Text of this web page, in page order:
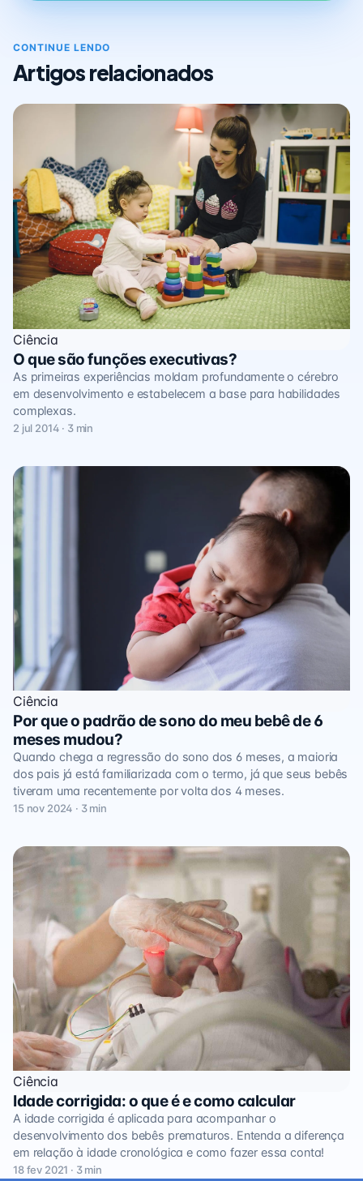
CONTINUE LENDO
Artigos relacionados
Ciência
O que são funções executivas?
As primeiras experiências moldam profundamente o cérebro
em desenvolvimento e estabelecem a base para habilidades
complexas.
2 jul 2014 · 3 min
Ciência
Por que o padrão de sono do meu bebê de 6
meses mudou?
Quando chega a regressão do sono dos 6 meses, a maioria
dos pais já está familiarizada com o termo, já que seus bebês
tiveram uma recentemente por volta dos 4 meses.
15 nov 2024 · 3 min
Ciência
Idade corrigida: o que é e como calcular
A idade corrigida é aplicada para acompanhar o
desenvolvimento dos bebês prematuros. Entenda a diferença
em relação à idade cronológica e como fazer essa conta!
18 fev 2021 · 3 min